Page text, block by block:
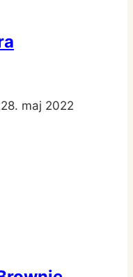
8. maj 2022